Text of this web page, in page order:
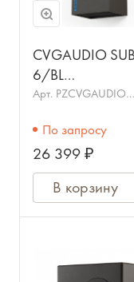
CVGAUDIO
6/BL
Инсталляционный
4ohm, 80W
160W (max)
Арт. PZCVGAUDIO
По запросу
26 399 ₽
В корзину